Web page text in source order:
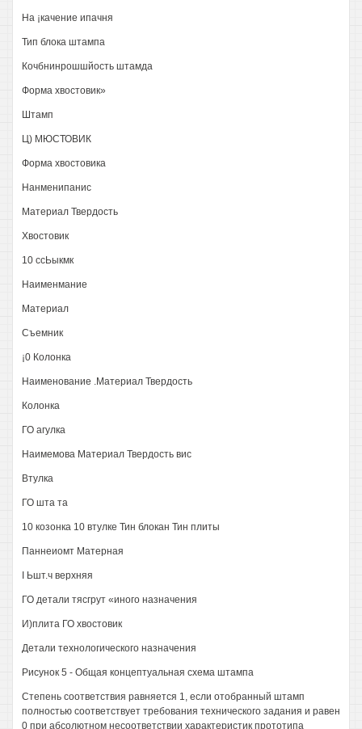
На ¡качение ипачня
Тип блока штампа
Кочбнинрошшйость штамда
Форма хвостовик»
Штамп
Ц) МЮСТОВИК
Форма хвостовика
Нанменипанис
Материал Твердость
Хвостовик
10 ссЬыкмк
Наименмание
Материал
Съемник
¡0 Колонка
Наименование .Материал Твердость
Колонка
ГО агулка
Наимемова Материал Твердость вис
Втулка
ГО шта та
10 козонка 10 втулке Тин блокан Тин плиты
Паннеиомт Матерная
I Ьшт.ч верхняя
ГО детали тясгрут «иного назначения
И)плита ГО хвостовик
Детали технологического назначения
Рисунок 5 - Общая концептуальная схема штампа
Степень соответствия равняется 1, если отобранный штамп
полностью соответствует требования технического задания и равен
0 при абсолютном несоответствии характеристик прототипа